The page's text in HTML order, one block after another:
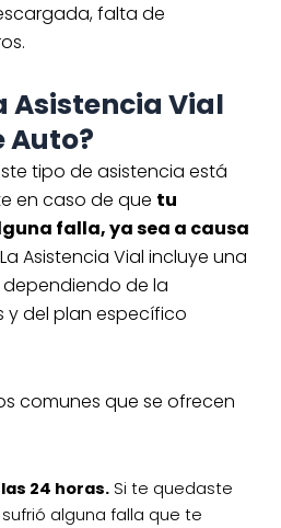
falta de
Asistencia Vial
Auto?
tipo de asistencia está
en caso de que tu
falla, ya sea a causa
La Asistencia Vial incluye una
de la
del plan específico
comunes que se ofrecen
24 horas.Si te quedaste
alguna falla que te